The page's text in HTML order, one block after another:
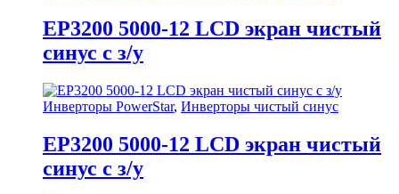
EP3200 5000-12 LCD экран чистый
синус с з/у
Инверторы PowerStar, Инверторы чистый синус
EP3200 5000-12 LCD экран чистый
синус с з/у